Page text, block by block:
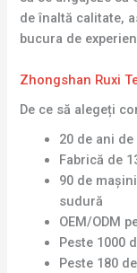
de înaltă calitate,
bucura de
Zhongshan Ruxi
De ce să alegeți
20 de ani
Fabrică de
90 de
sudură
OEM/ODM
Peste 1000
Peste 180